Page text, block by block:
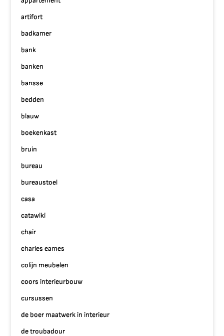
artifort
badkamer
bank
banken
bansse
bedden
blauw
boekenkast
bruin
bureau
bureaustoel
casa
catawiki
chair
charles eames
colijn meubelen
coors interieurbouw
cursussen
de boer maatwerk in interieur
de troubadour